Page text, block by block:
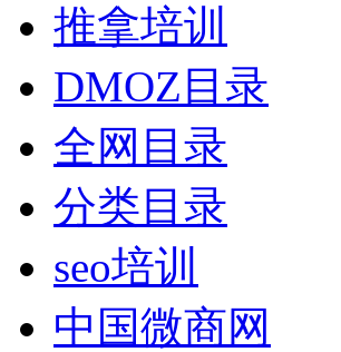
推拿培训
DMOZ目录
全网目录
分类目录
seo培训
中国微商网